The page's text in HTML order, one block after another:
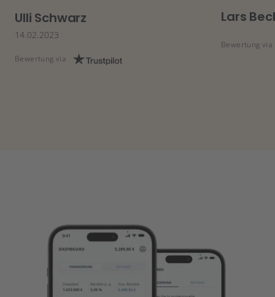
Ulli Schwarz
14.02.2023
Bewertung via
Lars
Bewertung via